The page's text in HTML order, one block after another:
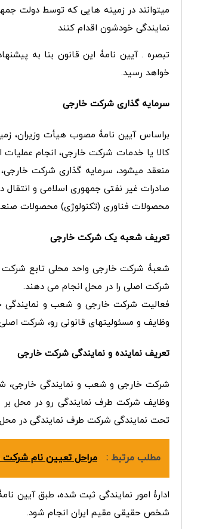
میتوانند در زمینه­ هایی که توسط دولت
نمایندگی خودشون اقدام کنند
تبصره . آیین نامۀ این قانون بنا به
خواهد رسید.
سرمایه گذاری شرکت خارجی
براساس آیین نامۀ مصوب هیأت وزیران،
کالا یا خدمات شرکت خارجی، انجام
منعقد میشود، سرمایه گذاری شرکت
صادرات غیر نفتی جمهوری اسلامی و
محصولات فناوری (تکنولوژی) محصولات
تعریف شعبه یک شرکت خارجی
شعبۀ شرکت خارجی واحد محلی تابع شرکت
شرکت اصلی را در محل انجام می دهند.
فعالیت شرکت خارجی و شعب و نمایندگی
وظایف و مسئولیت­های قانونی رو، شرکت
تعریف نماینده و نمایندگی شرکت خارجی
شرکت خارجی و شعب و نمایندگی خارجی،
وظایف شرکت طرف نمایندگی رو در محل بر
تحت نمایندگی شرکت طرف نمایندگی در
مطلب مرتبط : مراحل تعیین نام
ادارۀ امور نمایندگی ثبت شده، طبق آیین
شخص حقیقی مقیم ایران انجام شود.